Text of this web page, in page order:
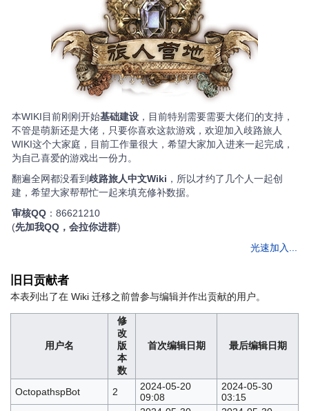
本WIKI目前刚刚开始基础建设 ，目前特别需要需要大佬们的支持，
不管是萌新还是大佬，只要你喜欢这款游戏，欢迎加入歧路旅人
WIKI这个大家庭，目前工作量很大，希望大家加入进来一起完成，
为自己喜爱的游戏出一份力。
翻遍全网都没看到歧路旅人中文Wiki ，所以才约了几个人一起创
建，希望大家帮帮忙一起来填充修补数据。
审核QQ ：86621210
(先加我QQ，会拉你进群)
光速加入...
旧日贡献者
本表列出了在 Wiki 迁移之前曾参与编辑并作出贡献的用户。
用户名
修
改
版
本
数
首次编辑日期 最后编辑日期
OctopathspBot 2
2024-05-20
09:08
2024-05-30
03:15